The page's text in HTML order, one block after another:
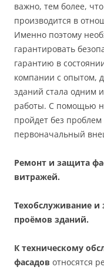
важно, тем более,
производится в
Именно поэтому
гарантировать
гарантию в
компании с опытом,
зданий стала одним
работы. С помощью
пройдет без проблем
первоначальный
Ремонт и защита
витражей.
Техобслуживание
проёмов зданий.
К техническому
фасадов относятся